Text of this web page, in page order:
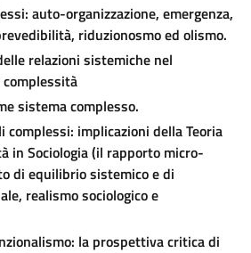
auto-organizzazione, emergenza,
riduzionosmo ed olismo.
relazioni sistemiche nel
sistema complesso.
complessi: implicazioni della Teoria
in Sociologia (il rapporto micro-
di equilibrio sistemico e di
realismo sociologico e
la prospettiva critica di